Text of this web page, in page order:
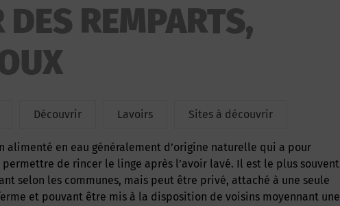
REMPARTS,
Découvrir Lavoirs Sites à découvrir
de rincer le linge après l’avoir lavé. Il est le plus souvent
selon les communes, mais peut être privé, attaché à une seule
et pouvant être mis à la disposition de voisins moyennant une